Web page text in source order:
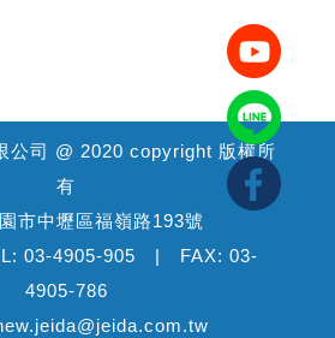
公司 @ 2020 copyright 版權所
有
市中壢區福嶺路193號
03-4905-905 | FAX: 03-
4905-786